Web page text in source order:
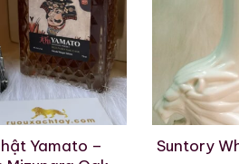
Cổ chai bọc màng co
dập nổi dòng chữ
thống mạ vàng, tạo nên
3. Mặt Sau Độc Bản:
Sự đắt giá tột cùng khiến
Yamato –
Suntory